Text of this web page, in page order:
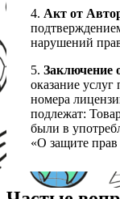
4. Акт от
нарушений
5. Заключение
оказание
номера
подлежат:
были в
«О защите прав